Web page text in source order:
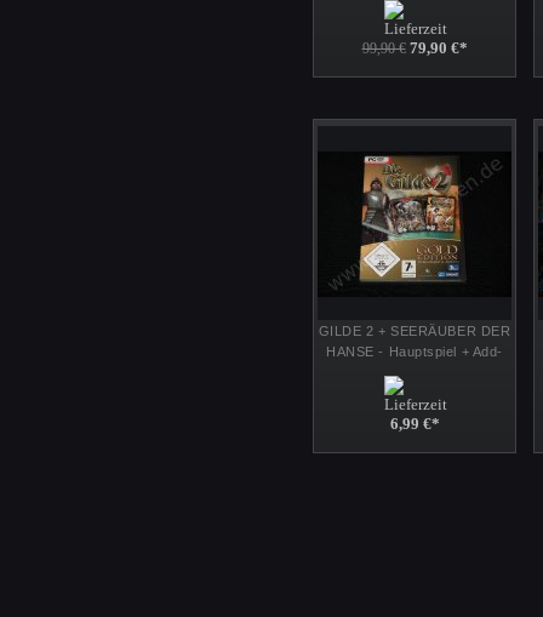
Zvezda
99,90 € 79,90 €*
GILDE 2 + SEERÄUBER DER
HANSE - Hauptspiel + Add-
Mittelalter
6,99 €*